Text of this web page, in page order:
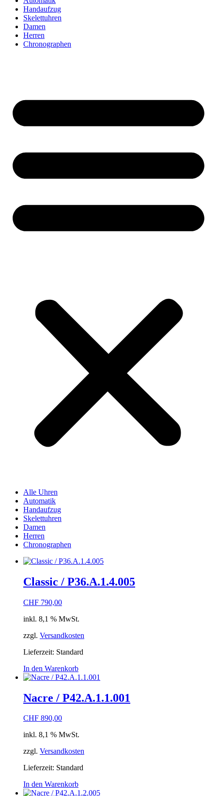
Handaufzug
Skelettuhren
Damen
Herren
Chronographen
Alle Uhren
Automatik
Handaufzug
Skelettuhren
Damen
Herren
Chronographen
Classic / P36.A.1.4.005
CHF 790,00
inkl. 8,1 % MwSt.
zzgl. Versandkosten
Lieferzeit: Standard
In den Warenkorb
Nacre / P42.A.1.1.001
CHF 890,00
inkl. 8,1 % MwSt.
zzgl. Versandkosten
Lieferzeit: Standard
In den Warenkorb